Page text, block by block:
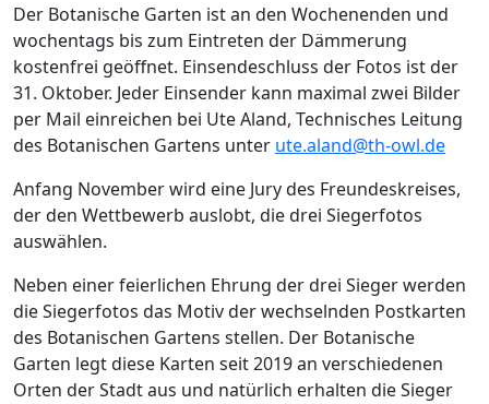
Der Botanische Garten ist an den Wochenenden und
wochentags bis zum Eintreten der Dämmerung
kostenfrei geöffnet. Einsendeschluss der Fotos ist der
31. Oktober. Jeder Einsender kann maximal zwei Bilder
per Mail einreichen bei Ute Aland, Technisches Leitung
des Botanischen Gartens unter ute.aland@th-owl.de
Anfang November wird eine Jury des Freundeskreises,
der den Wettbewerb auslobt, die drei Siegerfotos
auswählen.
Neben einer feierlichen Ehrung der drei Sieger werden
die Siegerfotos das Motiv der wechselnden Postkarten
des Botanischen Gartens stellen. Der Botanische
Garten legt diese Karten seit 2019 an verschiedenen
Orten der Stadt aus und natürlich erhalten die Sieger